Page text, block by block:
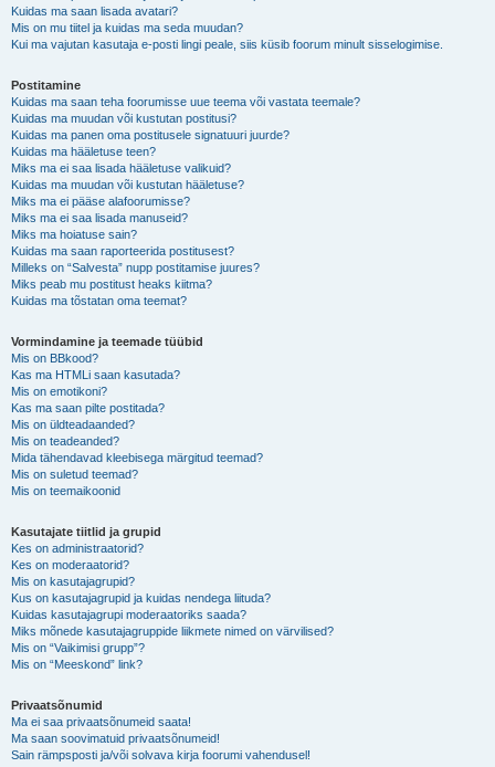
Kuidas ma saan lisada avatari?
Mis on mu tiitel ja kuidas ma seda muudan?
Kui ma vajutan kasutaja e-posti lingi peale, siis küsib foorum minult sisselogimise.
Postitamine
Kuidas ma saan teha foorumisse uue teema või vastata teemale?
Kuidas ma muudan või kustutan postitusi?
Kuidas ma panen oma postitusele signatuuri juurde?
Kuidas ma hääletuse teen?
Miks ma ei saa lisada hääletuse valikuid?
Kuidas ma muudan või kustutan hääletuse?
Miks ma ei pääse alafoorumisse?
Miks ma ei saa lisada manuseid?
Miks ma hoiatuse sain?
Kuidas ma saan raporteerida postitusest?
Milleks on “Salvesta” nupp postitamise juures?
Miks peab mu postitust heaks kiitma?
Kuidas ma tõstatan oma teemat?
Vormindamine ja teemade tüübid
Mis on BBkood?
Kas ma HTMLi saan kasutada?
Mis on emotikoni?
Kas ma saan pilte postitada?
Mis on üldteadaanded?
Mis on teadeanded?
Mida tähendavad kleebisega märgitud teemad?
Mis on suletud teemad?
Mis on teemaikoonid
Kasutajate tiitlid ja grupid
Kes on administraatorid?
Kes on moderaatorid?
Mis on kasutajagrupid?
Kus on kasutajagrupid ja kuidas nendega liituda?
Kuidas kasutajagrupi moderaatoriks saada?
Miks mõnede kasutajagruppide liikmete nimed on värvilised?
Mis on “Vaikimisi grupp”?
Mis on “Meeskond” link?
Privaatsõnumid
Ma ei saa privaatsõnumeid saata!
Ma saan soovimatuid privaatsõnumeid!
Sain rämpsposti ja/või solvava kirja foorumi vahendusel!